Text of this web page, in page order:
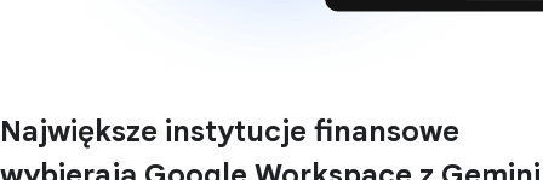
Największe instytucje finansowe